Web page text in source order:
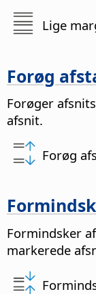
Lige
Forøg
Forøger
afsnit.
Forøg
Formindsker
markerede